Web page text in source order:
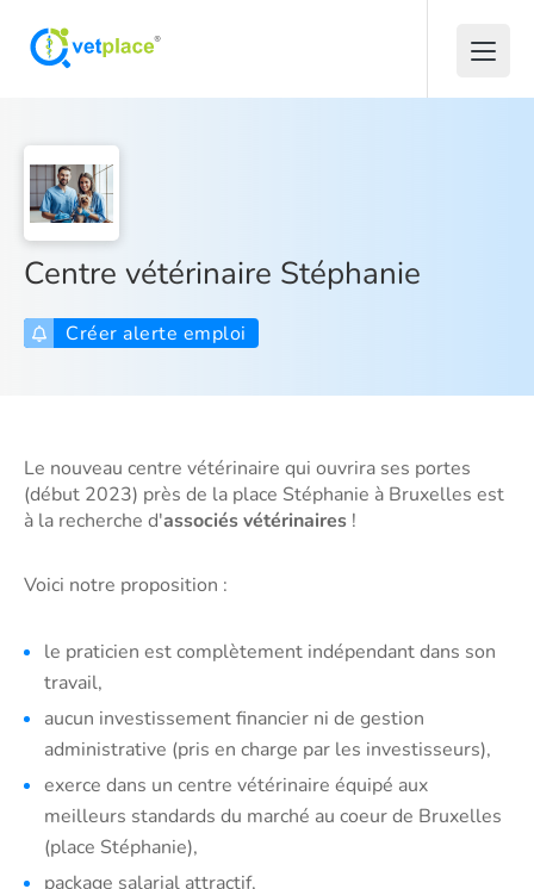
Centre vétérinaire Stéphanie
Créer alerte emploi
Le nouveau centre vétérinaire qui ouvrira ses portes
(début 2023) près de la place Stéphanie à Bruxelles est
à la recherche d'associés vétérinaires !
Voici notre proposition :
le praticien est complètement indépendant dans son
travail,
aucun investissement financier ni de gestion
administrative (pris en charge par les investisseurs),
exerce dans un centre vétérinaire équipé aux
meilleurs standards du marché au coeur de Bruxelles
(place Stéphanie),
package salarial attractif,